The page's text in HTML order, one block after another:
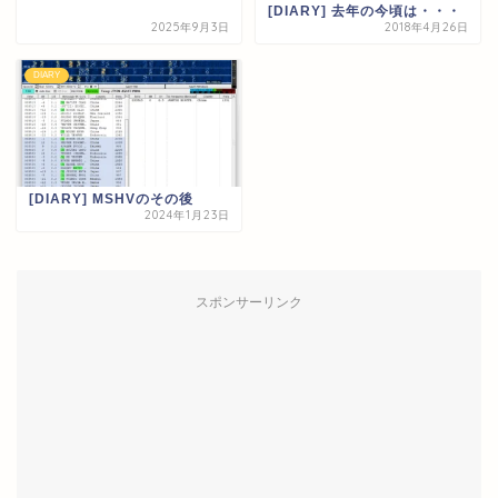
2025年9月3日
[DIARY] 去年の今頃は・・・
2018年4月26日
DIARY
[DIARY] MSHVのその後
2024年1月23日
スポンサーリンク